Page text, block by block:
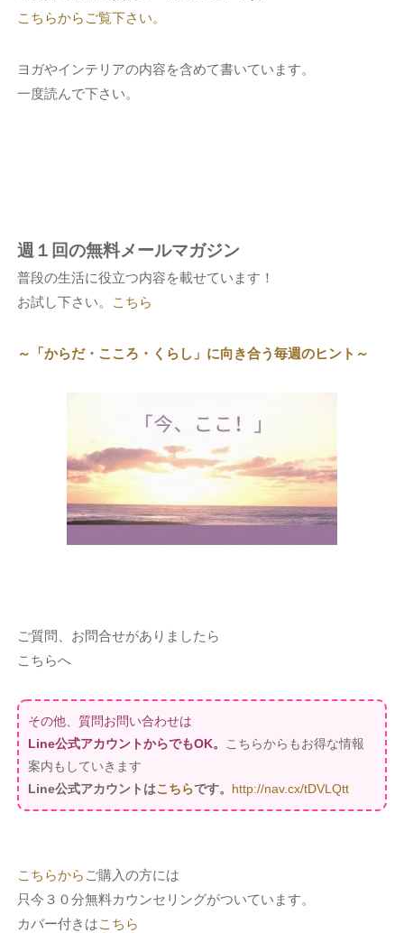
こちらからご覧下さい。
ヨガやインテリアの内容を含めて書いています。
一度読んで下さい。
週１回の無料メールマガジン
普段の生活に役立つ内容を載せています！
お試し下さい。 こちら
～「からだ・こころ・くらし」に向き合う毎週のヒント～
ご質問、お問合せがありましたら
こちらへ
その他、質問お問い合わせは
Line公式アカウントからでもOK。 こちらからもお得な情報
案内もしていきます
Line公式アカウントはこちらです。 http://nav.cx/tDVLQtt
こちらから ご購入の方には
只今３０分無料カウンセリングがついています。
カバー付きはこちら